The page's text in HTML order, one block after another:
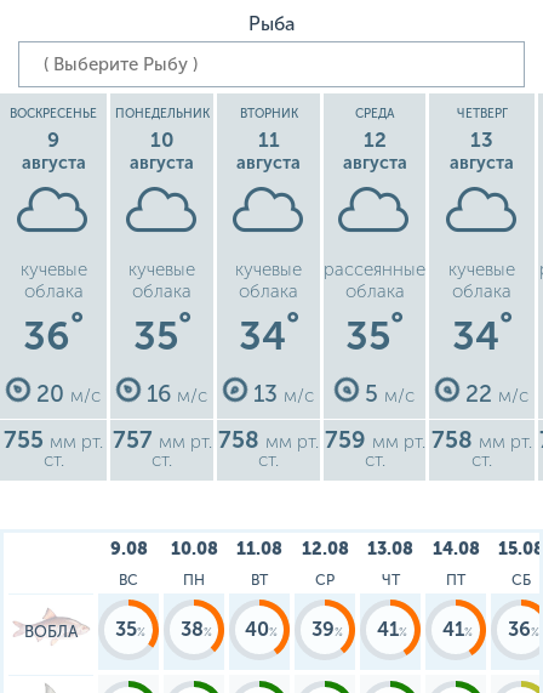
Рыба
ВОСКРЕСЕНЬЕ
9
августа
кучевые
облака
36°
20 м/с
755 мм рт.
ст.
ПОНЕДЕЛЬНИК
10
августа
кучевые
облака
35°
16 м/с
757 мм рт.
ст.
ВТОРНИК
11
августа
кучевые
облака
34°
13 м/с
758 мм рт.
ст.
СРЕДА
12
августа
рассеянные
облака
35°
5 м/с
759 мм рт.
ст.
ЧЕТВЕРГ
13
августа
кучевые
облака
34°
22 м/с
758 мм рт.
ст.
9.08
ВС
10.08
ПН
11.08
ВТ
12.08
СР
13.08
ЧТ
14.08
ПТ
15.08
СБ
ВОБЛА 35 38 40 39 41 41 36